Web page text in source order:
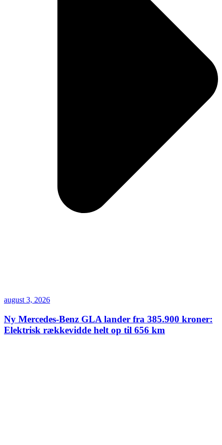
august 3, 2026
Ny Mercedes-Benz GLA lander fra 385.900 kroner:
Elektrisk rækkevidde helt op til 656 km